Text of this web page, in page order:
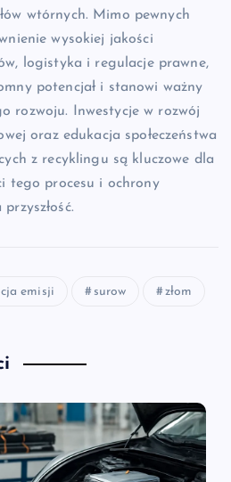
wtórnych. Mimo pewnych
wysokiej jakości
logistyka i regulacje prawne,
potencjał i stanowi ważny
rozwoju. Inwestycje w rozwój
oraz edukacja społeczeństwa
z recyklingu są kluczowe dla
tego procesu i ochrony
emisji surow złom